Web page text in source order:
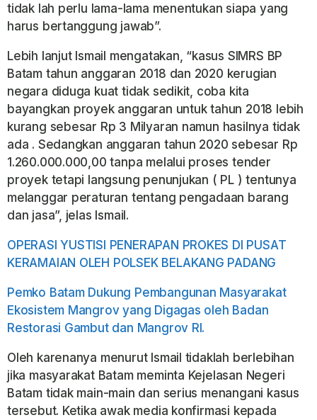
tidak lah perlu lama-lama menentukan siapa yang
harus bertanggung jawab”.
Lebih lanjut Ismail mengatakan, “kasus SIMRS BP
Batam tahun anggaran 2018 dan 2020 kerugian
negara diduga kuat tidak sedikit, coba kita
bayangkan proyek anggaran untuk tahun 2018 lebih
kurang sebesar Rp 3 Milyaran namun hasilnya tidak
ada . Sedangkan anggaran tahun 2020 sebesar Rp
1.260.000.000,00 tanpa melalui proses tender
proyek tetapi langsung penunjukan ( PL ) tentunya
melanggar peraturan tentang pengadaan barang
dan jasa”, jelas Ismail.
OPERASI YUSTISI PENERAPAN PROKES DI PUSAT
KERAMAIAN OLEH POLSEK BELAKANG PADANG
Pemko Batam Dukung Pembangunan Masyarakat
Ekosistem Mangrov yang Digagas oleh Badan
Restorasi Gambut dan Mangrov RI.
Oleh karenanya menurut Ismail tidaklah berlebihan
jika masyarakat Batam meminta Kejelasan Negeri
Batam tidak main-main dan serius menangani kasus
tersebut. Ketika awak media konfirmasi kepada